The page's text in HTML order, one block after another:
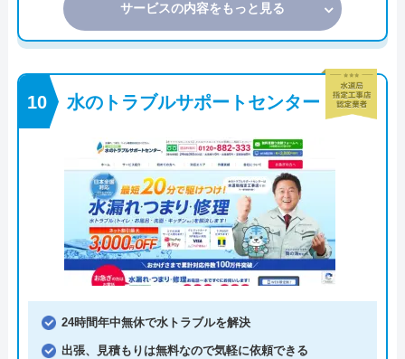
サービスの内容をもっと見る
水のトラブルサポートセンター
24時間年中無休で水トラブルを解決
出張、見積もりは無料なので気軽に依頼できる